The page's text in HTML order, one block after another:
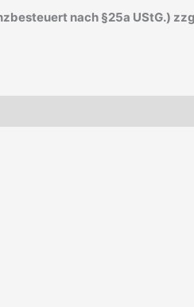
nach §25a UStG.)